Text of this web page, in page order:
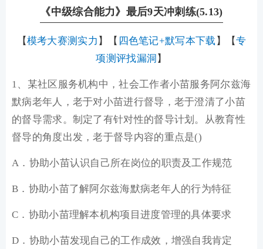
《中级综合能力》最后9天冲刺练(5.13)
【模考大赛测实力 】【 四色笔记+默写本下载 】【专
项测评找漏洞 】
1、某社区服务机构中，社会工作者小苗服务阿尔兹海
默病老年人，老于对小苗进行督导，老于澄清了小苗
的督导需求。制定了有针对性的督导计划。从教育性
督导的角度出发，老于督导内容的重点是()
A．协助小苗认识自己所在岗位的职责及工作规范
B．协助小苗了解阿尔兹海默病老年人的行为特征
C．协助小苗理解本机构项目进度管理的具体要求
D．协助小苗发现自己的工作成效，增强自我肯定